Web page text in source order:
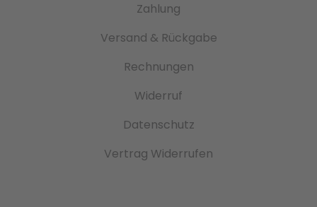
Zahlung
Versand & Rückgabe
Rechnungen
Widerruf
Datenschutz
Vertrag Widerrufen